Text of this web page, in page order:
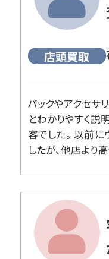
店頭買取
バックやアクセサ
とわかりやすく説
客でした。 以前
したが、他店より